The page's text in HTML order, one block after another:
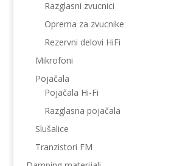
Razglasni zvucnici
Oprema za zvucnike
Rezervni delovi HiFi
Mikrofoni
Pojačala
Pojačala Hi-Fi
Razglasna pojačala
Slušalice
Tranzistori FM